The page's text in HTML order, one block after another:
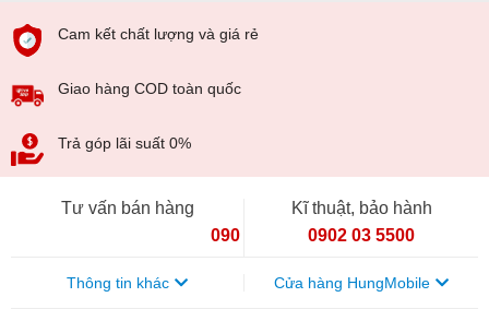
Cam kết chất lượng và giá rẻ
Giao hàng COD toàn quốc
Trả góp lãi suất 0%
Tư vấn bán hàng
090 154 8866
Kĩ thuật, bảo hành
0902 03 5500
Thông tin khác Cửa hàng HungMobile